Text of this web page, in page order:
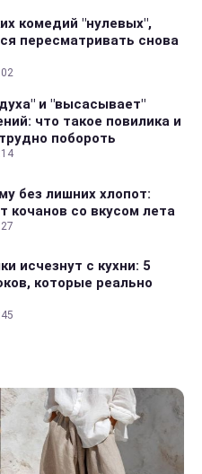
комедий "нулевых",
пересматривать снова
и "высасывает"
что такое повилика и
побороть
без лишних хлопот:
кочанов со вкусом лета
исчезнут с кухни: 5
которые реально